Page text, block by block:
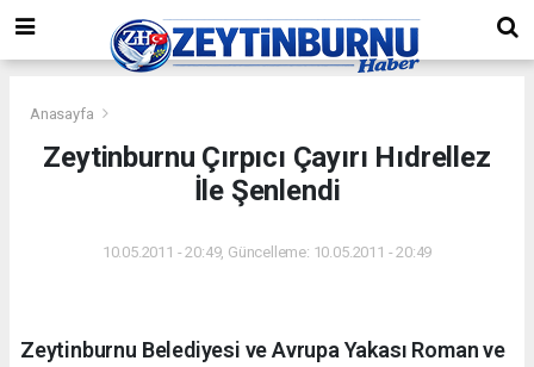
Anasayfa
Zeytinburnu Çırpıcı Çayırı Hıdrellez
İle Şenlendi
10.05.2011 - 20:49, Güncelleme: 10.05.2011 - 20:49
Zeytinburnu Belediyesi ve Avrupa Yakası Roman ve